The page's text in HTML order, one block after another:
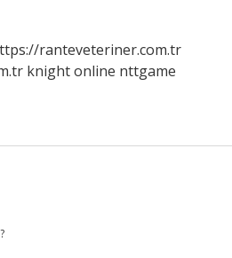
ranteveteriner.com.tr
knight online nttgame